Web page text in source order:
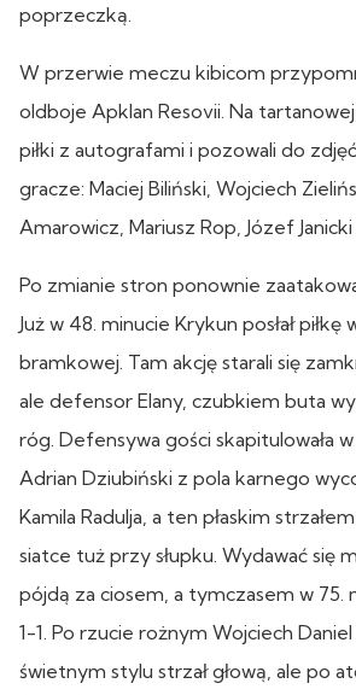
poprzeczką.
W przerwie meczu kibicom
oldboje Apklan Resovii. Na
piłki z autografami i pozowali do
gracze: Maciej Biliński, Wojciech
Amarowicz, Mariusz Rop, Józef Janicki
Po zmianie stron ponownie
Już w 48. minucie Krykun posłał piłkę
bramkowej. Tam akcję starali się
ale defensor Elany, czubkiem buta
róg. Defensywa gości skapitulowała w
Adrian Dziubiński z pola karnego
Kamila Radulja, a ten płaskim
siatce tuż przy słupku. Wydawać się
pójdą za ciosem, a tymczasem w 75.
1-1. Po rzucie rożnym Wojciech
świetnym stylu strzał głową, ale po